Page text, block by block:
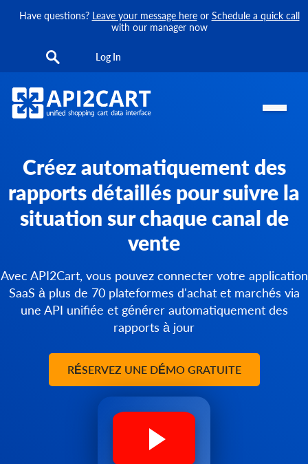
Have questions? Leave your message hereor Schedule a quick call
with our manager now
Log In
Créez automatiquement des
rapports détaillés pour suivre la
situation sur chaque canal de
vente
Avec API2Cart, vous pouvez connecter votre application
SaaS à plus de 70 plateformes d'achat et marchés via
une API unifiée et générer automatiquement des
rapports à jour
RÉSERVEZ UNE DÉMO GRATUITE